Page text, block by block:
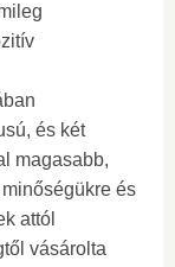
és két
magasabb,
és
attól
vásárolta